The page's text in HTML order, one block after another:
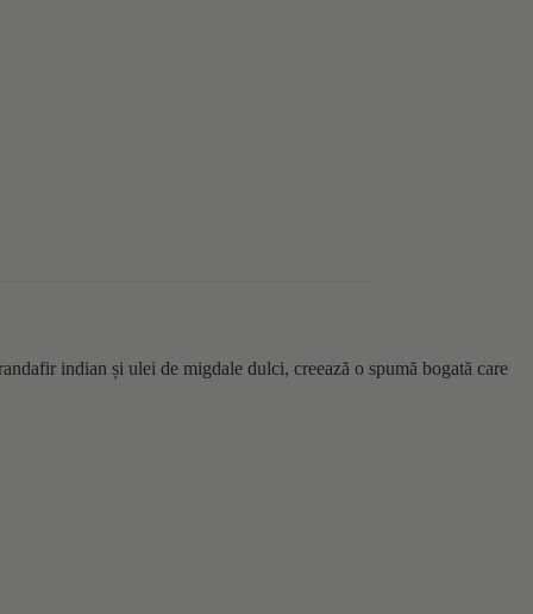
indian și ulei de migdale dulci, creează o spumă bogată care